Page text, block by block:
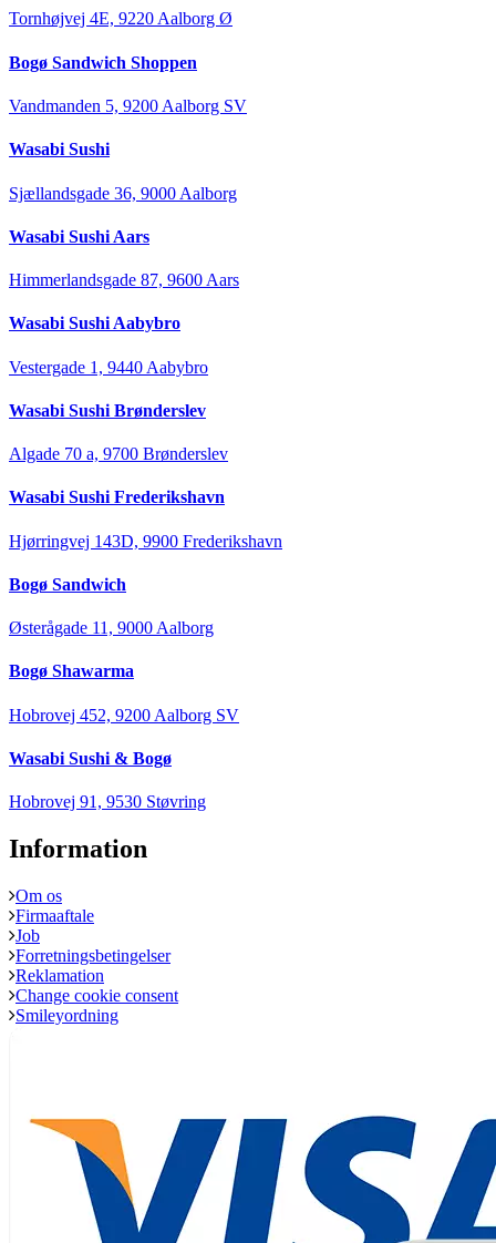
Tornhøjvej 4E, 9220 Aalborg Ø
Bogø Sandwich Shoppen
Vandmanden 5, 9200 Aalborg SV
Wasabi Sushi
Sjællandsgade 36, 9000 Aalborg
Wasabi Sushi Aars
Himmerlandsgade 87, 9600 Aars
Wasabi Sushi Aabybro
Vestergade 1, 9440 Aabybro
Wasabi Sushi Brønderslev
Algade 70 a, 9700 Brønderslev
Wasabi Sushi Frederikshavn
Hjørringvej 143D, 9900 Frederikshavn
Bogø Sandwich
Østerågade 11, 9000 Aalborg
Bogø Shawarma
Hobrovej 452, 9200 Aalborg SV
Wasabi Sushi & Bogø
Hobrovej 91, 9530 Støvring
Information
Om os
Firmaaftale
Job
Forretningsbetingelser
Reklamation
Change cookie consent
Smileyordning